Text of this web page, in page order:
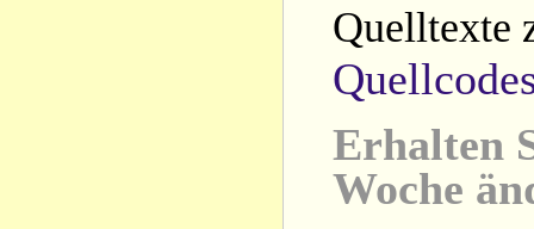
Quelltexte
Erhalten
Woche